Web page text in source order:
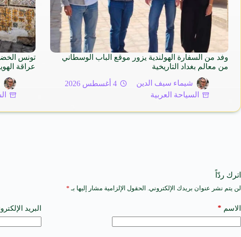
وفد من السفارة الهولندية يزور موقع الباب الوسطاني
من معالم بغداد التاريخية
شيماء سيف الدين
4 أغسطس 2026
السياحة العربية
عراقة
اترك ردّاً
لن يتم نشر عنوان بريدك الإلكتروني. الحقول الإلزامية مشار إليها بـ *
الاسم * البريد
A
t
e